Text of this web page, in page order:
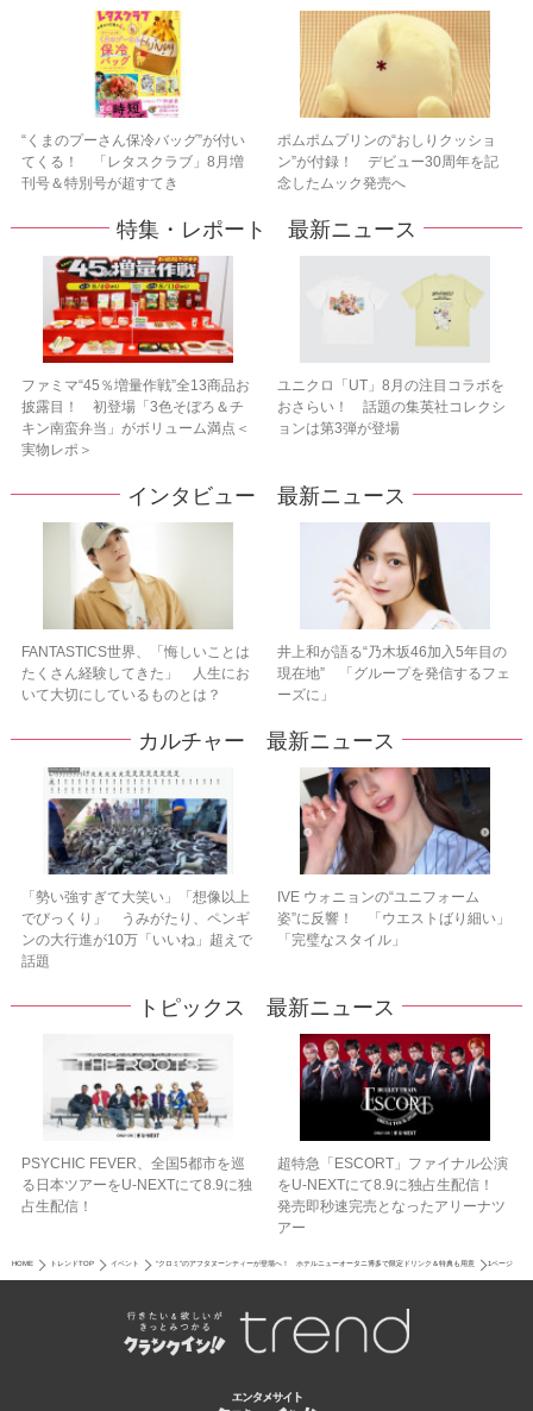
“くまのプーさん保冷バッグ”が付い
てくる！ 「レタスクラブ」8月増
刊号＆特別号が超すてき
ポムポムプリンの“おしりクッショ
ン”が付録！ デビュー30周年を記
念したムック発売へ
特集・レポート 最新ニュース
ファミマ“45％増量作戦”全13商品お
披露目！ 初登場「3色そぼろ＆チ
キン南蛮弁当」がボリューム満点＜
実物レポ＞
ユニクロ「UT」8月の注目コラボを
おさらい！ 話題の集英社コレクシ
ョンは第3弾が登場
インタビュー 最新ニュース
FANTASTICS世界、「悔しいことは
たくさん経験してきた」 人生にお
いて大切にしているものとは？
井上和が語る“乃木坂46加入5年目の
現在地” 「グループを発信するフェ
ーズに」
カルチャー 最新ニュース
「勢い強すぎて大笑い」「想像以上
でびっくり」 うみがたり、ペンギ
ンの大行進が10万「いいね」超えで
話題
IVE ウォニョンの“ユニフォーム
姿”に反響！ 「ウエストばり細い」
「完璧なスタイル」
トピックス 最新ニュース
PSYCHIC FEVER、全国5都市を巡
る日本ツアーをU‐NEXTにて8.9に独
占生配信！
超特急「ESCORT」ファイナル公演
をU-NEXTにて8.9に独占生配信！
発売即秒速完売となったアリーナツ
アー
HOME トレンドTOP イベント “クロミ”のアフタヌーンティーが登場へ！ ホテルニューオータニ博多で限定ドリンク＆特典も用意 1ページ